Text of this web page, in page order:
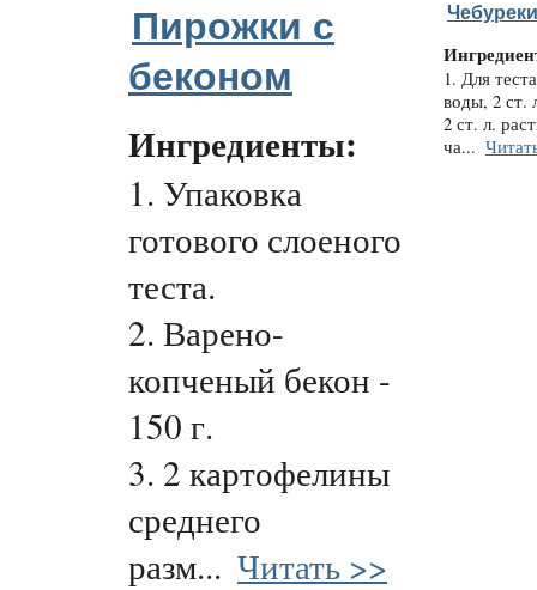
Пирожки с
беконом
Ингредиенты:
1. Упаковка
готового слоеного
теста.
2. Варено-
копченый бекон -
150 г.
3. 2 картофелины
среднего
разм... Читать >>
1. Для
воды, 2 ст.
2 ст. л.
ча...